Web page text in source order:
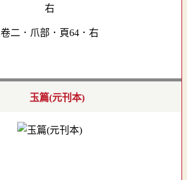
卷二．爪部．頁64．右
玉篇(元刊本)